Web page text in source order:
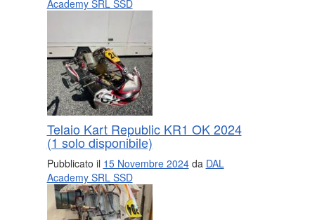
Academy SRL SSD
Telaio Kart Republic KR1 OK 2024
(1 solo disponibile)
Pubblicato il 15 Novembre 2024da DAL
Academy SRL SSD